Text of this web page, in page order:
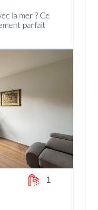
la mer ? Ce
parfait
1